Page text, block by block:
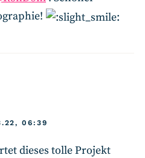
06:39
dieses tolle Projekt